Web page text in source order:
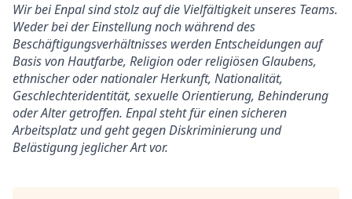
Wir bei Enpal sind stolz auf die Vielfältigkeit unseres Teams.
Weder bei der Einstellung noch während des
Beschäftigungsverhältnisses werden Entscheidungen auf
Basis von Hautfarbe, Religion oder religiösen Glaubens,
ethnischer oder nationaler Herkunft, Nationalität,
Geschlechteridentität, sexuelle Orientierung, Behinderung
oder Alter getroffen. Enpal steht für einen sicheren
Arbeitsplatz und geht gegen Diskriminierung und
Belästigung jeglicher Art vor.